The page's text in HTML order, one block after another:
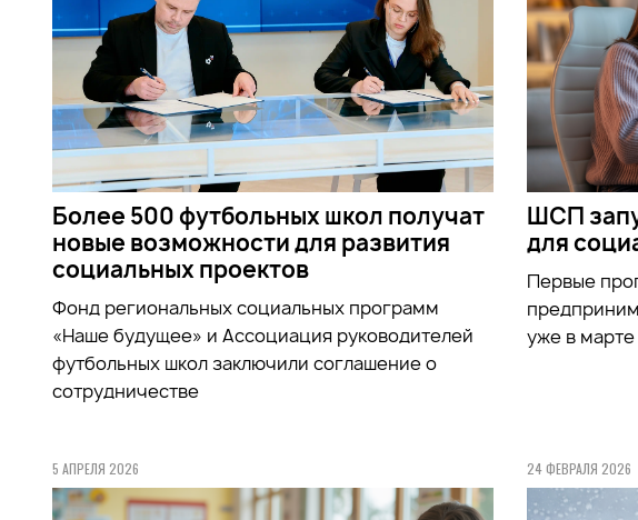
Более 500 футбольных школ получат
новые возможности для развития
социальных проектов
Фонд региональных социальных программ
«Наше будущее» и Ассоциация руководителей
футбольных школ заключили соглашение о
сотрудничестве
ШСП
для
Первые
уже в марте
5 АПРЕЛЯ 2026 24 ФЕВРАЛЯ 2026